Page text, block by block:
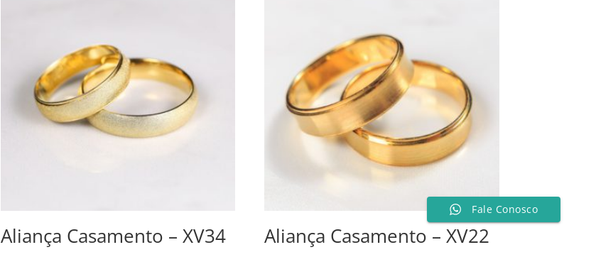
Aliança Casamento – XV34 Aliança Casamento – XV22
Fale Conosco